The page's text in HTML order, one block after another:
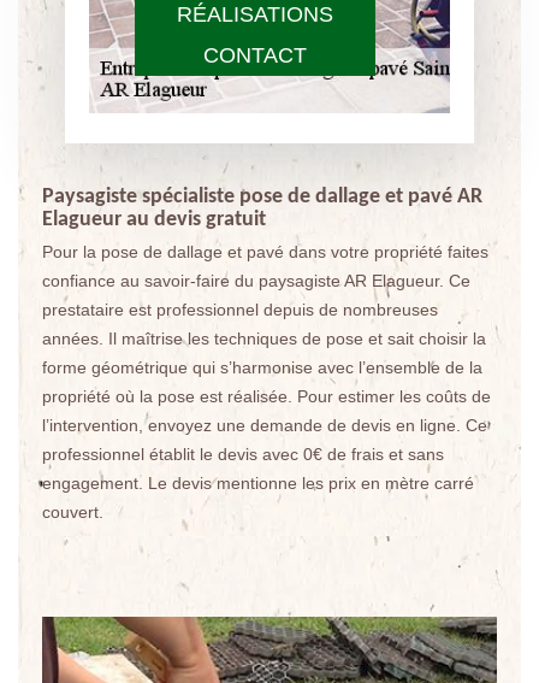
RÉALISATIONS
CONTACT
Paysagiste spécialiste pose de dallage et pavé AR
Elagueur au devis gratuit
Pour la pose de dallage et pavé dans votre propriété faites
confiance au savoir-faire du paysagiste AR Elagueur. Ce
prestataire est professionnel depuis de nombreuses
années. Il maîtrise les techniques de pose et sait choisir la
forme géométrique qui s’harmonise avec l’ensemble de la
propriété où la pose est réalisée. Pour estimer les coûts de
l’intervention, envoyez une demande de devis en ligne. Ce
professionnel établit le devis avec 0€ de frais et sans
engagement. Le devis mentionne les prix en mètre carré
couvert.